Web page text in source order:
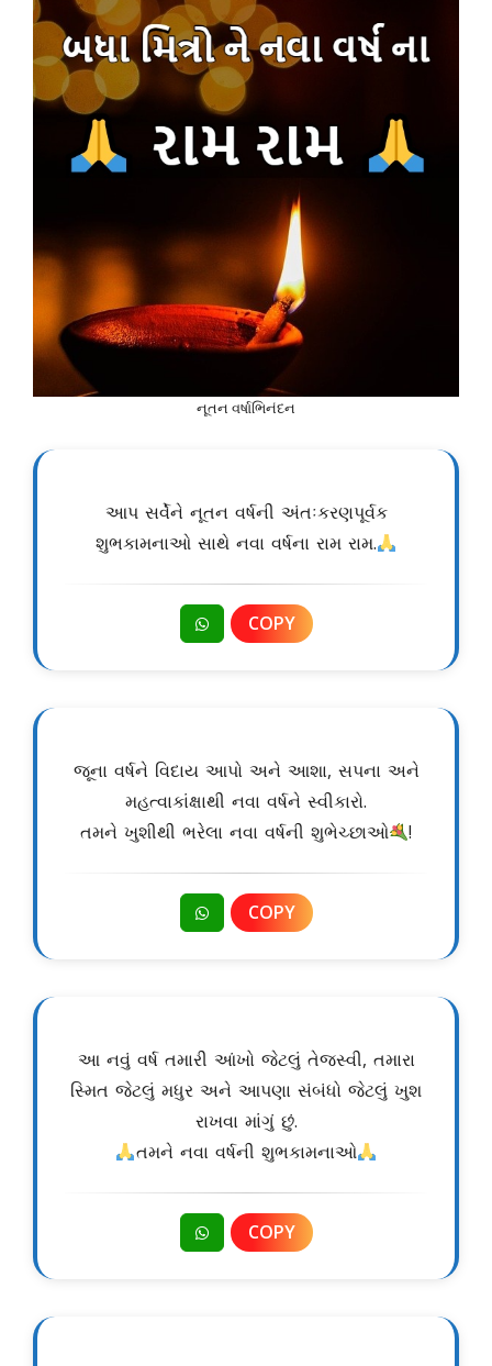
નૂતન વર્ષાભિનંદન
આપ સર્વેને નૂતન વર્ષની અંતઃકરણપૂર્વક
શુભકામનાઓ સાથે નવા વર્ષના રામ રામ.
COPY
જૂના વર્ષને વિદાય આપો અને આશા, સપના અને
મહત્વાકાંક્ષાથી નવા વર્ષને સ્વીકારો.
તમને ખુશીથી ભરેલા નવા વર્ષની શુભેચ્છાઓ
!
COPY
આ નવું વર્ષ તમારી આંખો જેટલું તેજસ્વી, તમારા
સ્મિત જેટલું મધુર અને આપણા સંબંધો જેટલું ખુશ
રાખવા માંગું છું.
તમને નવા વર્ષની શુભકામનાઓ
COPY